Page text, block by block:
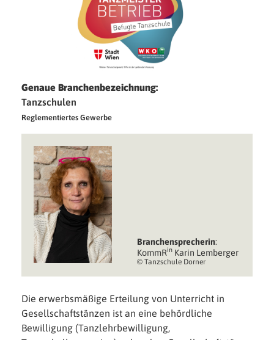
Genaue Branchenbezeichnung:
Tanzschulen
Reglementiertes Gewerbe
Branchen­sprecherin:
KommRin Karin Lemberger
© Tanzschule Dorner
Die erwerbsmäßige Erteilung von Unterricht in
Gesellschaftstänzen ist an eine behördliche
Bewilligung (Tanzlehrbewilligung,